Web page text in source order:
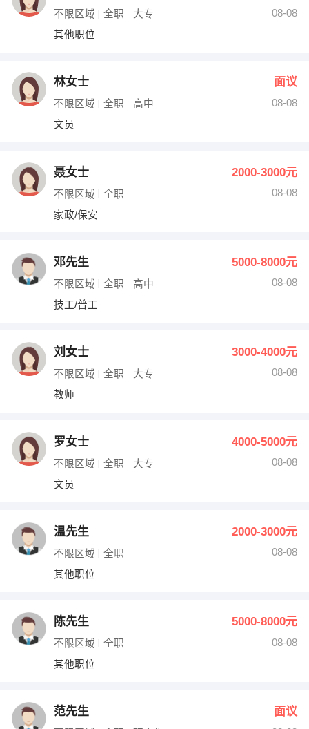
不限区域 全职 大专
08-08
其他职位
林女士 面议
不限区域 全职 高中
08-08
文员
聂女士 2000-3000元
不限区域 全职
08-08
家政/保安
邓先生 5000-8000元
不限区域 全职 高中
08-08
技工/普工
刘女士 3000-4000元
不限区域 全职 大专
08-08
教师
罗女士 4000-5000元
不限区域 全职 大专
08-08
文员
温先生 2000-3000元
不限区域 全职
08-08
其他职位
陈先生 5000-8000元
不限区域 全职
08-08
其他职位
范先生 面议